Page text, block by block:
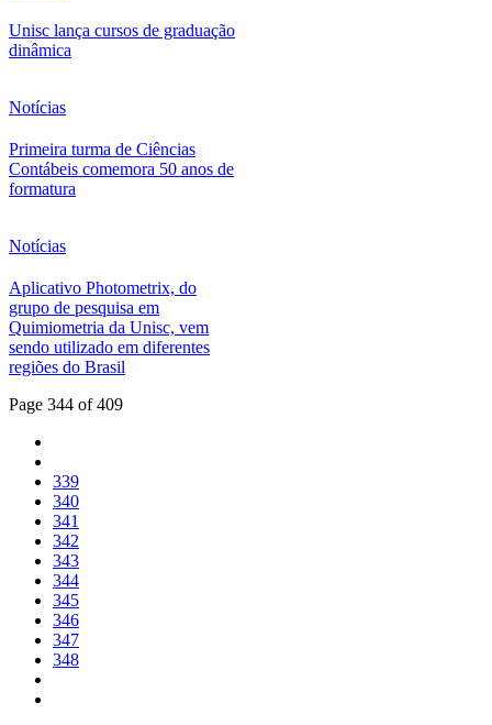
Unisc lança cursos de graduação
dinâmica
Notícias
Primeira turma de Ciências
Contábeis comemora 50 anos de
formatura
Notícias
Aplicativo Photometrix, do
grupo de pesquisa em
Quimiometria da Unisc, vem
sendo utilizado em diferentes
regiões do Brasil
Page 344 of 409
339
340
341
342
343
344
345
346
347
348